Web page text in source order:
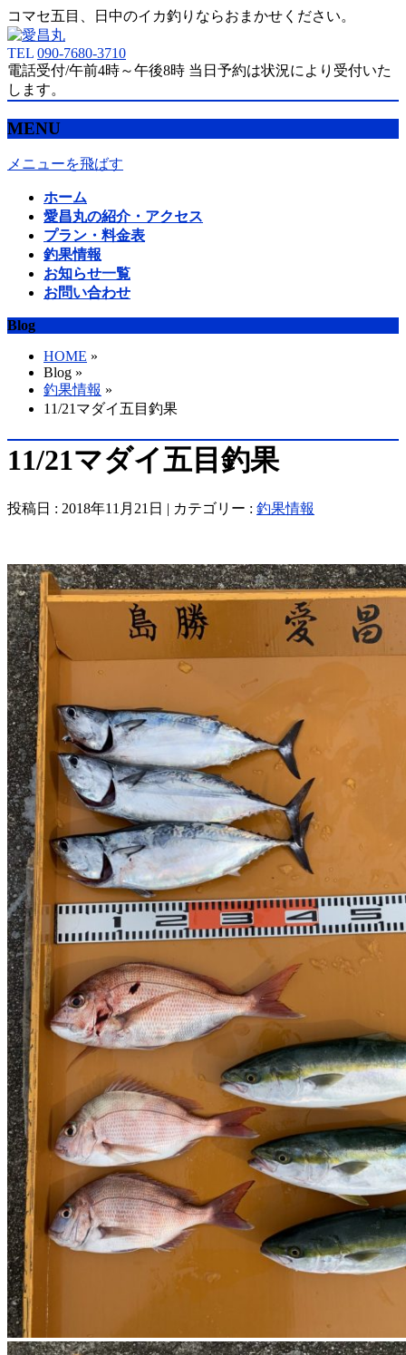
コマセ五目、日中のイカ釣りならおまかせください。
TEL 090-7680-3710
電話受付/午前4時～午後8時 当日予約は状況により受付いた
します。
MENU
メニューを飛ばす
ホーム
愛昌丸の紹介・アクセス
プラン・料金表
釣果情報
お知らせ一覧
お問い合わせ
Blog
HOME »
Blog »
釣果情報 »
11/21マダイ五目釣果
11/21マダイ五目釣果
投稿日 : 2018年11月21日 | カテゴリー : 釣果情報